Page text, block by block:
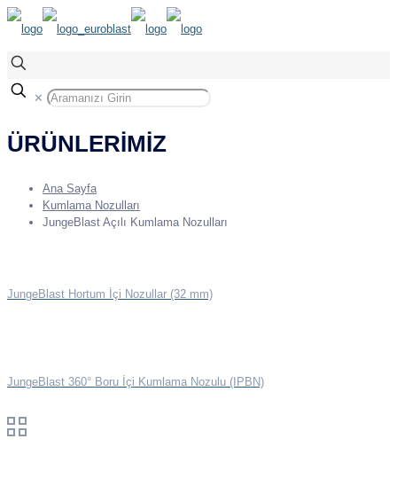
✕
ÜRÜNLERİMİZ
Ana Sayfa
Kumlama Nozulları
JungeBlast Açılı Kumlama Nozulları
JungeBlast Hortum İçi Nozullar (32 mm)
JungeBlast 360° Boru İçi Kumlama Nozulu (IPBN)